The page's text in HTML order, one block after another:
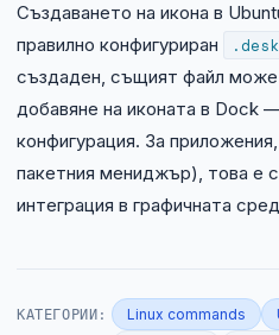
Създаването на икона в
правилно конфигуриран
създаден, същият файл може
добавяне на иконата в Dock
конфигурация. За
пакетния мениджър), това е
интеграция в графичната
КАТЕГОРИИ: Linux commands